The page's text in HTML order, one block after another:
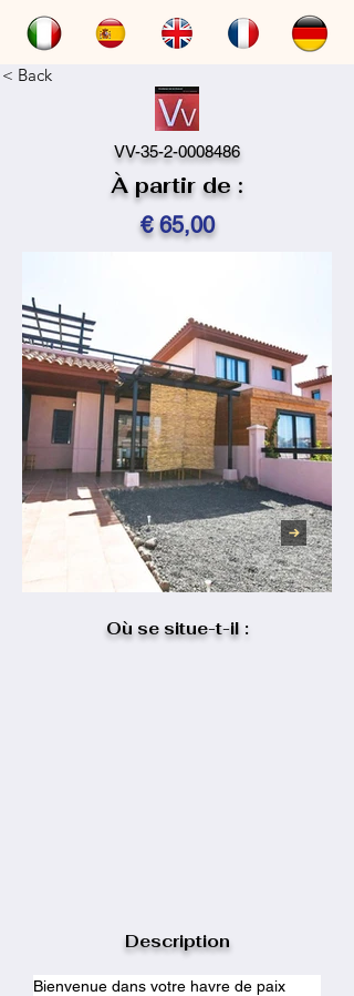
< Back
VV-35-2-0008486
À partir de :
€ 65,00
Où se situe-t-il :
Description
Bienvenue dans votre havre de paix